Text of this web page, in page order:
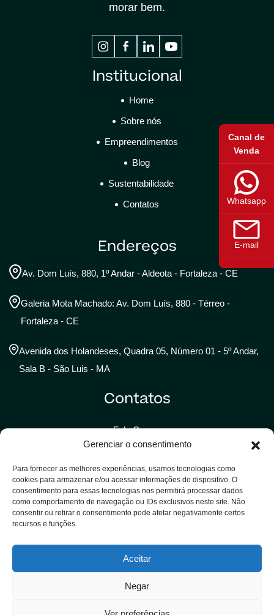
Gerenciar o consentimento
Para fornecer as melhores experiências, usamos tecnologias como
cookies para armazenar e/ou acessar informações do dispositivo. O
consentimento para essas tecnologias nos permitirá processar dados
como comportamento de navegação ou IDs exclusivos neste site. Não
consentir ou retirar o consentimento pode afetar negativamente certos
recursos e funções.
Aceitar
Negar
Canal de
Venda
Whatsapp
E-mail
morar bem.
Institucional
Home
Sobre nós
Empreendimentos
Blog
Sustentabilidade
Contatos
Endereços
Av. Dom Luís, 880, 1º Andar - Aldeota - Fortaleza - CE
Galeria Mota Machado: Av. Dom Luís, 880 - Térreo -
Fortaleza - CE
Avenida dos Holandeses, Quadra 05, Número 01 - 5º Andar,
Sala B - São Luis - MA
Contatos
Fale Conosco
Trabalhe Conosco
Assessoria de Imprensa
Solicitar Assistência
Política de Privacidade